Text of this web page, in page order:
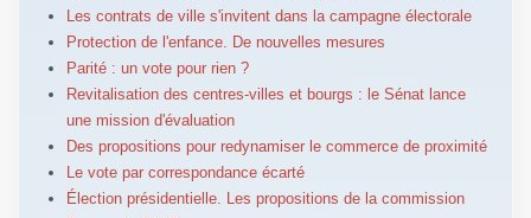
Les contrats de ville s'invitent dans la campagne électorale
Protection de l'enfance. De nouvelles mesures
Parité : un vote pour rien ?
Revitalisation des centres-villes et bourgs : le Sénat lance
une mission d'évaluation
Des propositions pour redynamiser le commerce de proximité
Le vote par correspondance écarté
Élection présidentielle. Les propositions de la commission